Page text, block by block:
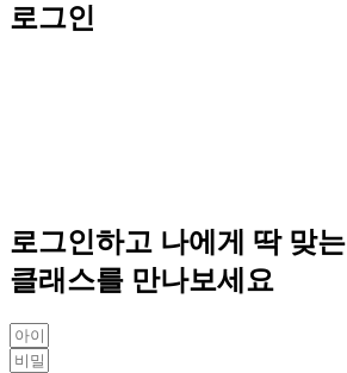
로그인
로그인하고 나에게 딱 맞는
클래스를 만나보세요